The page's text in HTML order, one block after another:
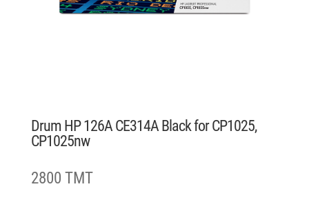
Drum HP 126A CE314A Black for CP1025,
CP1025nw
2800 TMT